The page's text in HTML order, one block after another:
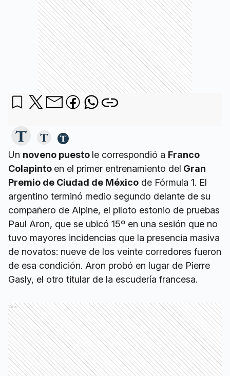
Un noveno puesto le correspondió a Franco
Colapinto en el primer entrenamiento del Gran
Premio de Ciudad de México de Fórmula 1. El
argentino terminó medio segundo delante de su
compañero de Alpine, el piloto estonio de pruebas
Paul Aron, que se ubicó 15º en una sesión que no
tuvo mayores incidencias que la presencia masiva
de novatos: nueve de los veinte corredores fueron
de esa condición. Aron probó en lugar de Pierre
Gasly, el otro titular de la escudería francesa.
Ads